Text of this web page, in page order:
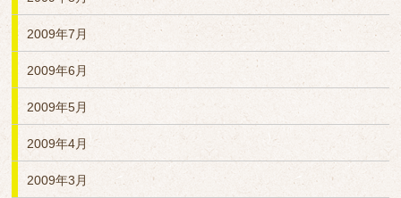
2009年7月
2009年6月
2009年5月
2009年4月
2009年3月